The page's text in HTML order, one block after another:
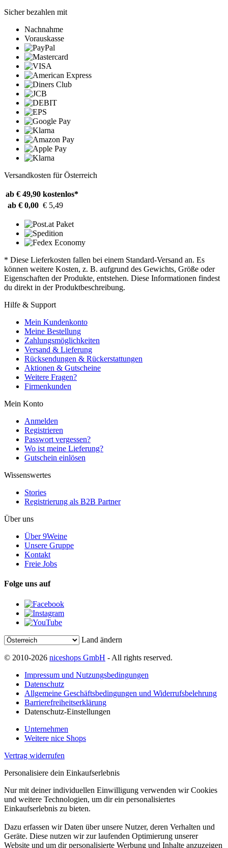
Sicher bezahlen mit
Nachnahme
Vorauskasse
Versandkosten für Österreich
ab € 49,90 kostenlos*
ab € 0,00 € 5,49
* Diese Lieferkosten fallen bei einem Standard-Versand an. Es
können weitere Kosten, z. B. aufgrund des Gewichts, Größe oder
Eigenschaften der Produkte, entstehen. Diese Informationen findest
du direkt in der Produktbeschreibung.
Hilfe & Support
Mein Kundenkonto
Meine Bestellung
Zahlungsmöglichkeiten
Versand & Lieferung
Rücksendungen & Rückerstattungen
Aktionen & Gutscheine
Weitere Fragen?
Firmenkunden
Mein Konto
Anmelden
Registrieren
Passwort vergessen?
Wo ist meine Lieferung?
Gutschein einlösen
Wissenswertes
Stories
Registrierung als B2B Partner
Über uns
Über 9Weine
Unsere Gruppe
Kontakt
Freie Jobs
Folge uns auf
Land ändern
© 2010-2026 niceshops GmbH - All rights reserved.
Impressum und Nutzungsbedingungen
Datenschutz
Allgemeine Geschäftsbedingungen und Widerrufsbelehrung
Barrierefreiheitserklärung
Datenschutz-Einstellungen
Unternehmen
Weitere nice Shops
Vertrag widerrufen
Personalisiere dein Einkaufserlebnis
Nur mit deiner individuellen Einwilligung verwenden wir Cookies
und weitere Technologien, um dir ein personalisiertes
Einkaufserlebnis zu bieten.
Dazu erfassen wir Daten über unsere Nutzer, deren Verhalten und
Geräte. Diese nutzen wir zur laufenden Optimierung unserer
Website und um dir personalisierte Werbung und Inhalte anzuzeigen